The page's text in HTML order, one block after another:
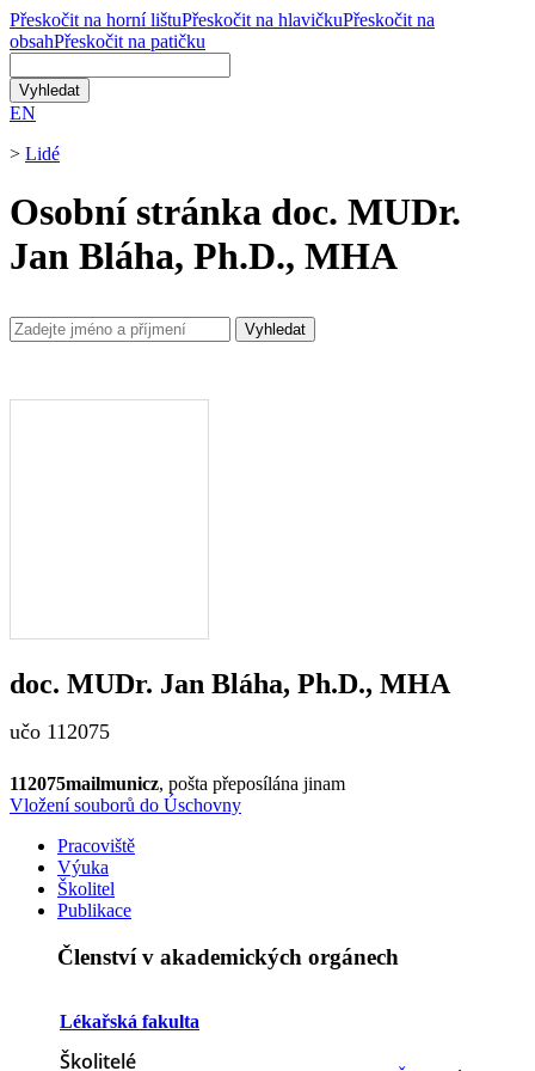
Přeskočit na horní lištuPřeskočit na hlavičkuPřeskočit na
obsahPřeskočit na patičku
EN
> Lidé
Osobní stránka doc. MUDr.
Jan Bláha, Ph.D., MHA
Vyhledat
doc. MUDr. Jan Bláha, Ph.D., MHA
učo 112075
112075mailmunicz, pošta přeposílána jinam
Vložení souborů do Úschovny
Pracoviště
Výuka
Školitel
Publikace
Členství v akademických orgánech
Lékařská fakulta
Školitelé